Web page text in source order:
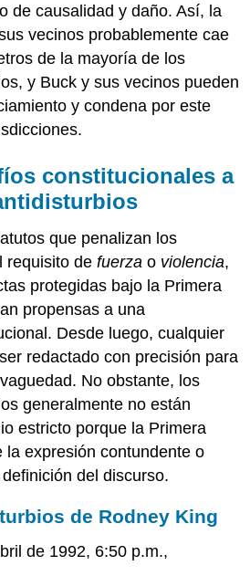
de causalidad y daño. Así, la
vecinos probablemente cae
de la mayoría de los
y Buck y sus vecinos pueden
y condena por este
constitucionales a
que penalizan los
requisito defuerza o violencia,
protegidas bajo la Primera
propensas a una
Desde luego, cualquier
redactado con precisión para
No obstante, los
generalmente no están
estricto porque la Primera
la expresión contundente o
del discurso.
de Rodney King
de 1992, 6:50 p.m.,